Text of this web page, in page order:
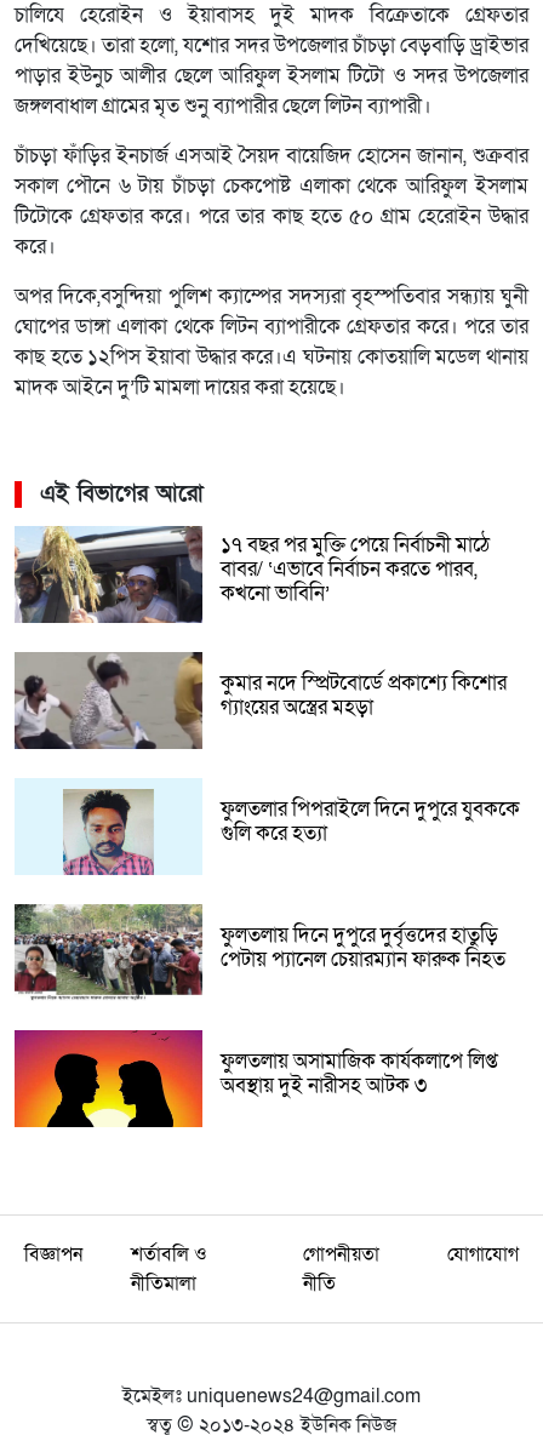
চালিযে হেরোইন ও ইয়াবাসহ দুই মাদক বিক্রেতাকে গ্রেফতার
দেখিয়েছে। তারা হলো, যশোর সদর উপজেলার চাঁচড়া বেড়বাড়ি ড্রাইভার
পাড়ার ইউনুচ আলীর ছেলে আরিফুল ইসলাম টিটো ও সদর উপজেলার
জঙ্গলবাধাল গ্রামের মৃত শুনু ব্যাপারীর ছেলে লিটন ব্যাপারী।
চাঁচড়া ফাঁড়ির ইনচার্জ এসআই সৈয়দ বায়েজিদ হোসেন জানান, শুক্রবার
সকাল পৌনে ৬ টায় চাঁচড়া চেকপোষ্ট এলাকা থেকে আরিফুল ইসলাম
টিটোকে গ্রেফতার করে। পরে তার কাছ হতে ৫০ গ্রাম হেরোইন উদ্ধার
করে।
অপর দিকে,বসুন্দিয়া পুলিশ ক্যাম্পের সদস্যরা বৃহস্পতিবার সন্ধ্যায় ঘুনী
ঘোপের ডাঙ্গা এলাকা থেকে লিটন ব্যাপারীকে গ্রেফতার করে। পরে তার
কাছ হতে ১২পিস ইয়াবা উদ্ধার করে।এ ঘটনায় কোতয়ালি মডেল থানায়
মাদক আইনে দু’টি মামলা দায়ের করা হয়েছে।
এই বিভাগের আরো
১৭ বছর পর মুক্তি পেয়ে নির্বাচনী মাঠে
বাবর/ ‘এভাবে নির্বাচন করতে পারব,
কখনো ভাবিনি’
কুমার নদে স্প্রিটবোর্ডে প্রকাশ্যে কিশোর
গ্যাংয়ের অস্ত্রের মহড়া
ফুলতলার পিপরাইলে দিনে দুপুরে যুবককে
গুলি করে হত্যা
ফুলতলায় দিনে দুপুরে দুর্বৃত্তদের হাতুড়ি
পেটায় প্যানেল চেয়ারম্যান ফারুক নিহত
ফুলতলায় অসামাজিক কার্যকলাপে লিপ্ত
অবস্থায় দুই নারীসহ আটক ৩
বিজ্ঞাপন
শর্তাবলি ও
নীতিমালা
গোপনীয়তা
নীতি
যোগাযোগ
ইমেইলঃ uniquenews24@gmail.com
স্বত্ব © ২০১৩-২০২৪ ইউনিক নিউজ